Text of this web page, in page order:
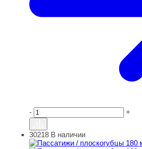
- +
Пассатижи / плоскогубцы 180 мм
30218 В наличии